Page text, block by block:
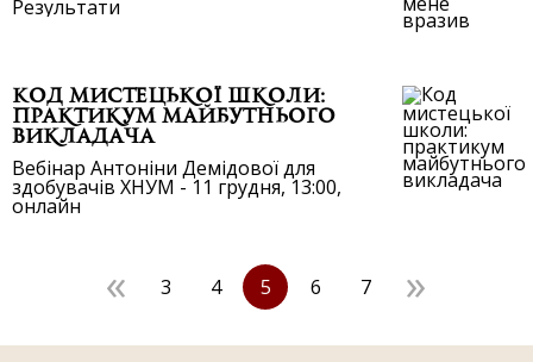
Результати
Код мистецької школи:
практикум майбутнього
викладача
Вебінар Антоніни Демідової для
здобувачів ХНУМ - 11 грудня, 13:00,
онлайн
« 3 4 5 6 7 »